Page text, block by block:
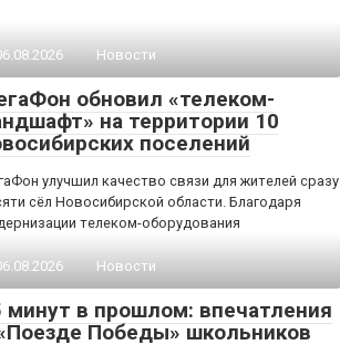
Новости
обновил «телеком-
на территории 10
поселений
улучшил качество связи для жителей сразу
сёл Новосибирской области. Благодаря
телеком-оборудования
Новости
минут в прошлом: впечатления
Победы» школьников